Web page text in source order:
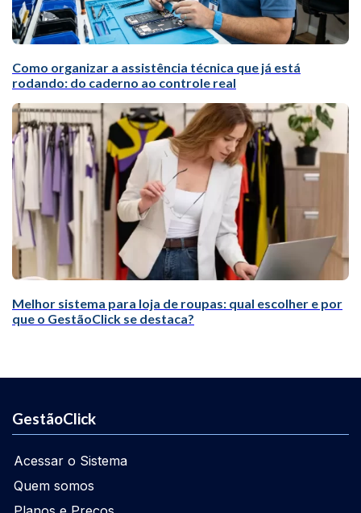
Como organizar a assistência técnica que já está
rodando: do caderno ao controle real
Melhor sistema para loja de roupas: qual escolher e por
que o GestãoClick se destaca?
GestãoClick
Acessar o Sistema
Quem somos